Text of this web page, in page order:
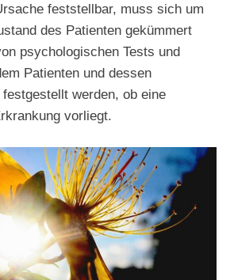
feststellbar, muss sich um
des Patienten gekümmert
psychologischen Tests und
Patienten und dessen
werden, ob eine
vorliegt.